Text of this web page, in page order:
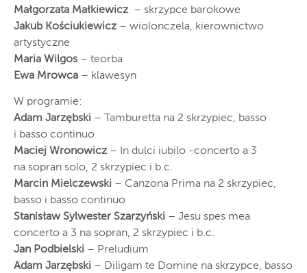
Małgorzata Małkiewicz – skrzypce barokowe
Jakub Kościukiewicz – wiolonczela, kierownictwo
artystyczne
Maria Wilgos – teorba
Ewa Mrowca – klawesyn
W programie:
Adam Jarzębski – Tamburetta na 2 skrzypiec, basso
i basso continuo
Maciej Wronowicz – In dulci iubilo -concerto a 3
na sopran solo, 2 skrzypiec i b.c.
Marcin Mielczewski – Canzona Prima na 2 skrzypiec,
basso i basso continuo
Stanisław Sylwester Szarzyński – Jesu spes mea
concerto a 3 na sopran, 2 skrzypiec i b.c.
Jan Podbielski – Preludium
Adam Jarzębski – Diligam te Domine na skrzypce, basso